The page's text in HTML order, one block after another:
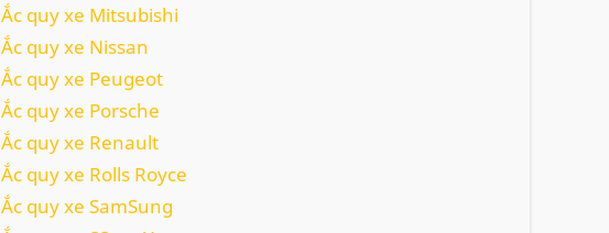
Ắc quy xe Mitsubishi
Ắc quy xe Nissan
Ắc quy xe Peugeot
Ắc quy xe Porsche
Ắc quy xe Renault
Ắc quy xe Rolls Royce
Ắc quy xe SamSung